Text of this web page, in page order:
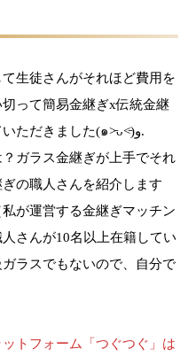
生徒さんがそれほど費用を
って簡易金継ぎx伝統金継
ぎのハイブリッドを提案させていただきました(๑˃̵ᴗ˂̵)و.
ガラス金継ぎが上手でそれ
の職人さんを紹介します
が運営する金継ぎマッチン
人さんが10名以上在籍してい
ラスでもないので、自分で
トフォーム「つぐつぐ」は